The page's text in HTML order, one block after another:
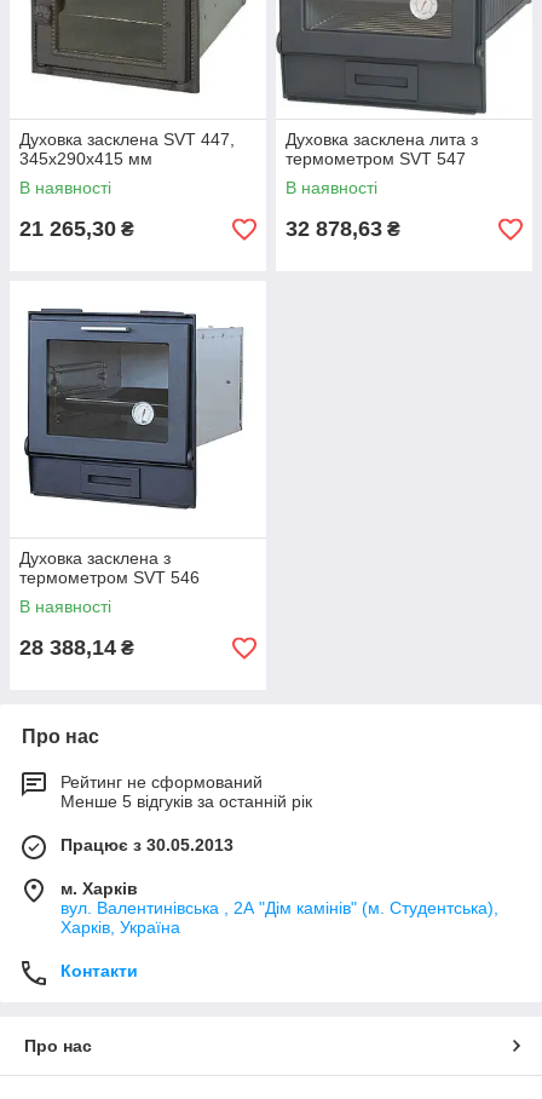
Духовка засклена SVT 447,
345х290х415 мм
В наявності
21 265,30 ₴
Духовка засклена лита з
термометром SVT 547
В наявності
32 878,63 ₴
Духовка засклена з
термометром SVT 546
В наявності
28 388,14 ₴
Про нас
Рейтинг не сформований
Менше 5 відгуків за останній рік
Працює з 30.05.2013
м. Харків
вул. Валентинівська , 2А "Дім камінів" (м. Студентська),
Харків, Україна
Контакти
Про нас